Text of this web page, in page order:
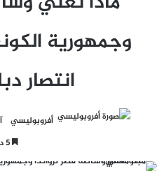
وجمهورية
انتصار
أفروبوليسي